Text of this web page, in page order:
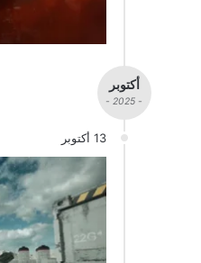
أكتوبر
- 2025 -
13 أكتوبر